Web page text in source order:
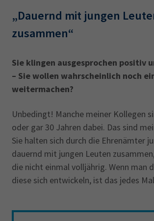
„Dauernd mit jungen
zusammen“
Sie klingen ausgesprochen positiv
– Sie wollen wahrscheinlich noch
weitermachen?
Unbedingt! Manche meiner Kollegen
oder gar 30 Jahren dabei. Das sind
Sie halten sich durch die Ehrenämter
dauernd mit jungen Leuten
die nicht einmal volljährig. Wenn man
diese sich entwickeln, ist das jedes